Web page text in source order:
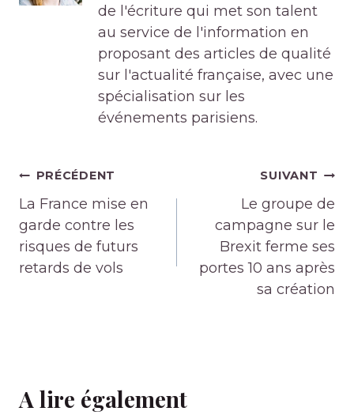
de l'écriture qui met son talent
au service de l'information en
proposant des articles de qualité
sur l'actualité française, avec une
spécialisation sur les
événements parisiens.
Navigation
de
l’article
PRÉCÉDENT
La France mise en
garde contre les
risques de futurs
retards de vols
SUIVANT
Le groupe de
campagne sur le
Brexit ferme ses
portes 10 ans après
sa création
A lire également